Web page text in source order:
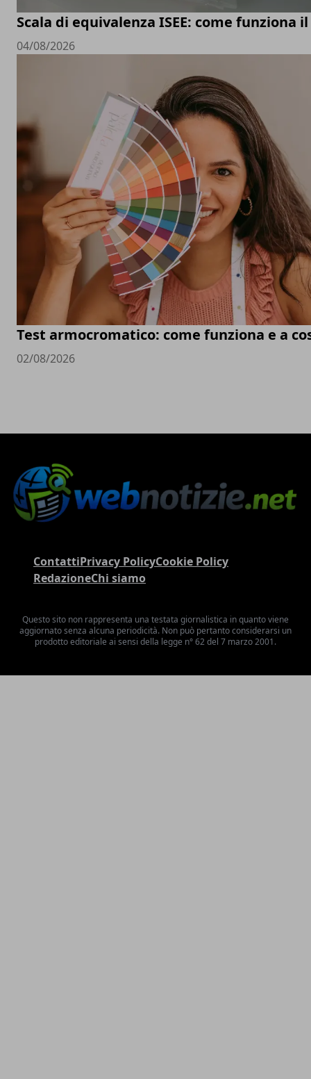
Scala di equivalenza ISEE: come funziona
04/08/2026
Test armocromatico: come funziona e a
02/08/2026
ContattiPrivacy PolicyCookie Policy
RedazioneChi siamo
Questo sito non rappresenta una testata giornalistica in quanto viene
aggiornato senza alcuna periodicità. Non può pertanto considerarsi un
prodotto editoriale ai sensi della legge n° 62 del 7 marzo 2001.